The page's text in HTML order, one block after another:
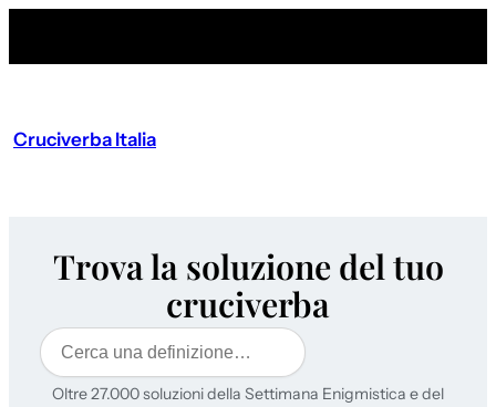
Cruciverba Italia
Trova la soluzione del tuo
cruciverba
Cerca
Oltre 27.000 soluzioni della Settimana Enigmistica e del